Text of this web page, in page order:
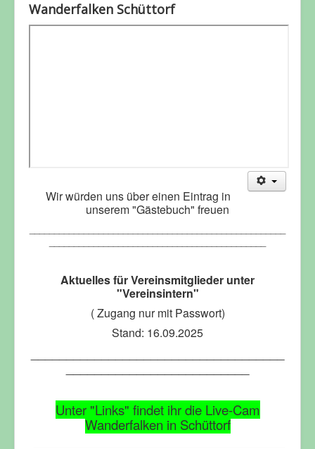
Wanderfalken Schüttorf
Wir würden uns über einen Eintrag in
unserem "Gästebuch" freuen
Aktuelles für Vereinsmitglieder unter
"Vereinsintern"
( Zugang nur mit Passwort)
Stand: 16.09.2025
Unter "Links" findet ihr die Live-Cam
Wanderfalken in Schüttorf